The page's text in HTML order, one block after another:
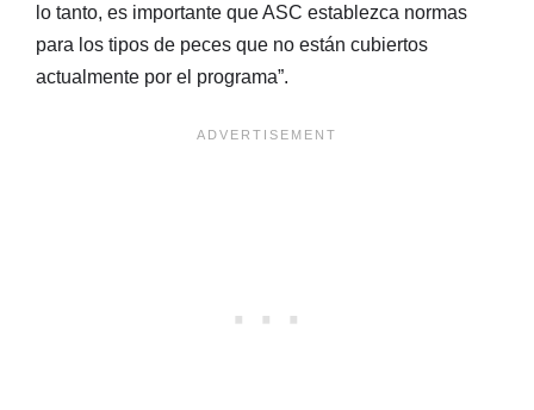
lo tanto, es importante que ASC establezca normas
para los tipos de peces que no están cubiertos
actualmente por el programa”.